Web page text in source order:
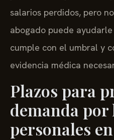
salarios perdidos, pero
abogado puede
cumple con el umbral y
evidencia médica
Plazos para
demanda por
personales